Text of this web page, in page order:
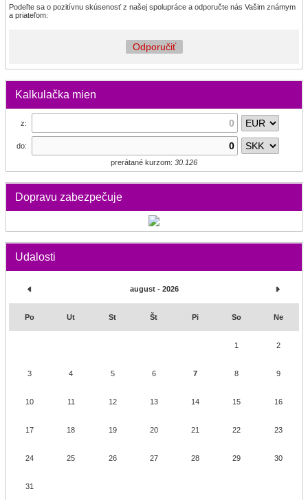
Podeľte sa o pozitívnu skúsenosť z našej spolupráce a odporučte nás Vašim známym
a priateľom:
Odporučiť
Kalkulačka mien
z:
do:
prerátané kurzom: 30.126
Dopravu zabezpečuje
Udalosti
august - 2026
Po Ut St Št Pi So Ne
1 2
3 4 5 6 7 8 9
10 11 12 13 14 15 16
17 18 19 20 21 22 23
24 25 26 27 28 29 30
31